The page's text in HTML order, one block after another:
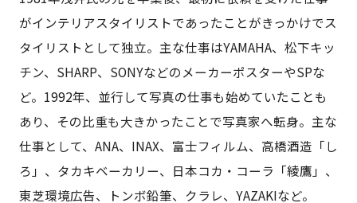
がインテリアスタイリストであったことがきっかけでス
タイリストとして独立。主な仕事はYAMAHA、松下キッ
チン、SHARP、SONYなどのメーカーポスターやSPな
ど。1992年、並行して写真の仕事も始めていたことも
あり、その比重も大きかったことで写真家へ転身。主な
仕事として、ANA、INAX、富士フィルム、高橋酒造「し
ろ」、タカキベーカリー、日本コカ・コーラ「綾鷹」、
東芝環境広告、トンボ鉛筆、クラレ、YAZAKIなど。